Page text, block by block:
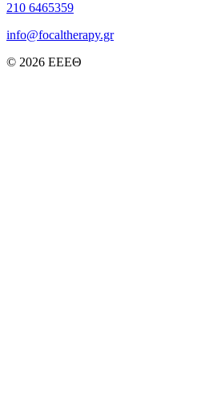
210 6465359
info@focaltherapy.gr
© 2026 ΕΕΕΘ